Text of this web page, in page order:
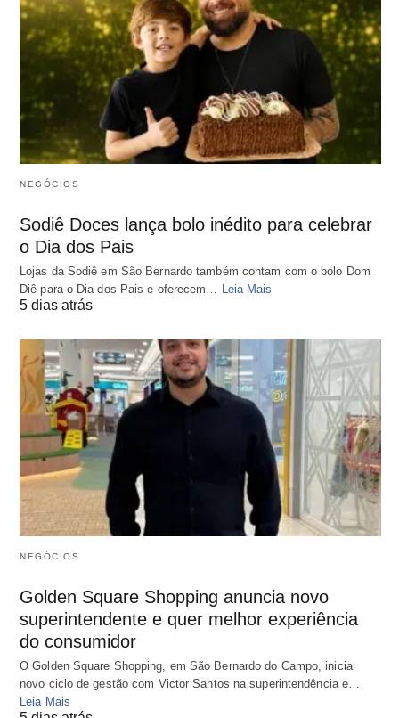
NEGÓCIOS
Sodiê Doces lança bolo inédito para celebrar
o Dia dos Pais
Lojas da Sodiê em São Bernardo também contam com o bolo Dom
Diê para o Dia dos Pais e oferecem… Leia Mais
5 dias atrás
NEGÓCIOS
Golden Square Shopping anuncia novo
superintendente e quer melhor experiência
do consumidor
O Golden Square Shopping, em São Bernardo do Campo, inicia
novo ciclo de gestão com Victor Santos na superintendência e…
Leia Mais